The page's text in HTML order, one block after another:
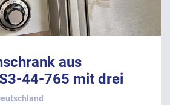
aus
44-765 mit drei